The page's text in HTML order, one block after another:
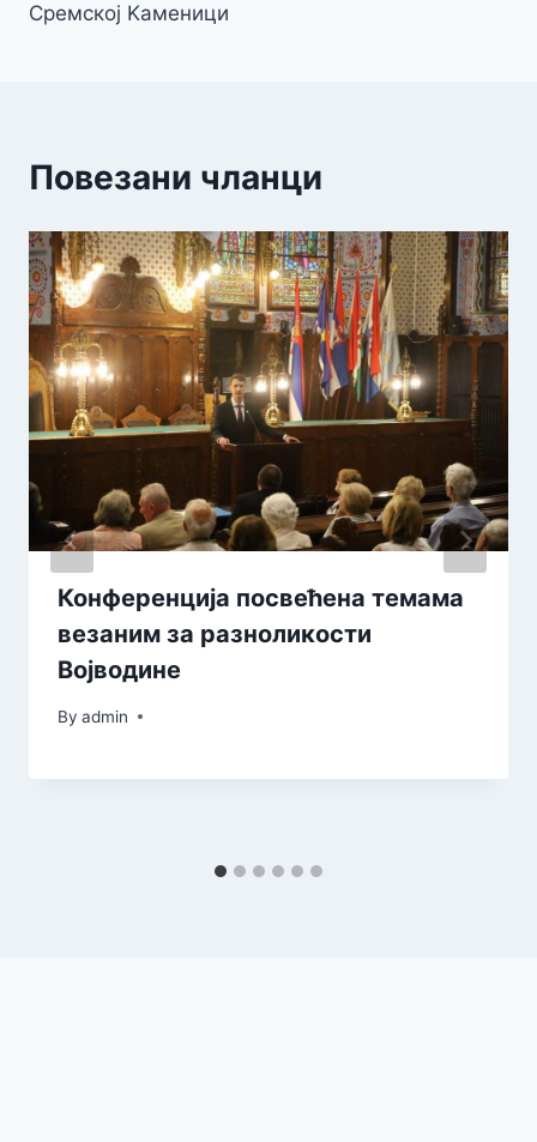
Сремској Kаменици
Повезани чланци
Конференција посвећена темама
везаним за разноликости
Војводине
By admin